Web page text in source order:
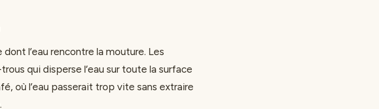
l’eau rencontre la mouture. Les
qui disperse l’eau sur toute la surface
où l’eau passerait trop vite sans extraire